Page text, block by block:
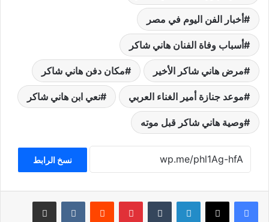
أخبار الفن اليوم في مصر
أسباب وفاة الفنان هاني شاكر
مرض هاني شاكر الأخير مكان دفن هاني شاكر
موعد جنازة أمير الغناء العربي نعي ابن هاني شاكر
وصية هاني شاكر قبل موته
نسخ الرابط
لينكدإن بينتيريست مشاركة عبر البريد